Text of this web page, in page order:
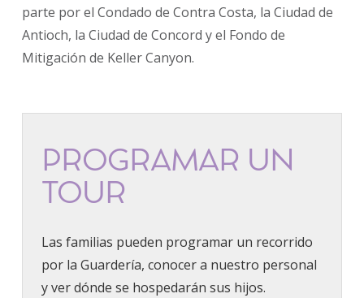
parte por el Condado de Contra Costa, la Ciudad de
Antioch, la Ciudad de Concord y el Fondo de
Mitigación de Keller Canyon.
PROGRAMAR UN
TOUR
Las familias pueden programar un recorrido
por la Guardería, conocer a nuestro personal
y ver dónde se hospedarán sus hijos.